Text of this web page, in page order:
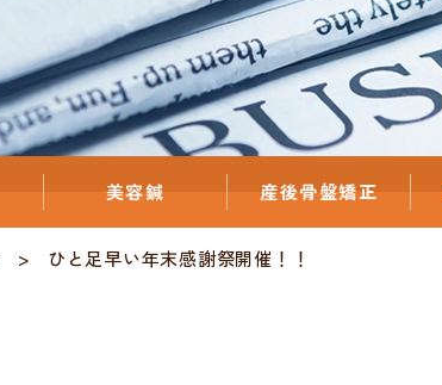
美容鍼 産後骨盤矯正
ひと足早い年末感謝祭開催！！